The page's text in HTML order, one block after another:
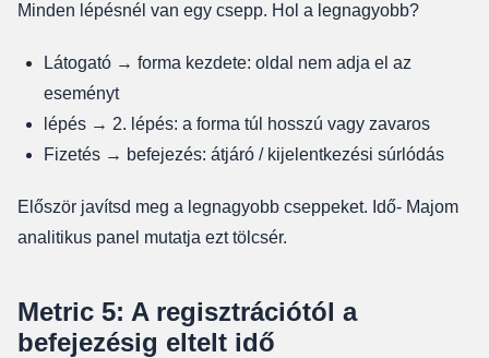
Minden lépésnél van egy csepp. Hol a legnagyobb?
Látogató → forma kezdete: oldal nem adja el az
eseményt
lépés → 2. lépés: a forma túl hosszú vagy zavaros
Fizetés → befejezés: átjáró / kijelentkezési súrlódás
Először javítsd meg a legnagyobb cseppeket. Idő- Majom
analitikus panel mutatja ezt tölcsér.
Metric 5: A regisztrációtól a
befejezésig eltelt idő